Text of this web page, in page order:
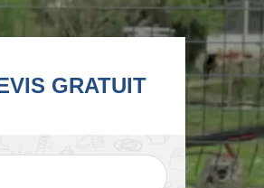
38
Pose de clôture en
bois 38
GRATUIT